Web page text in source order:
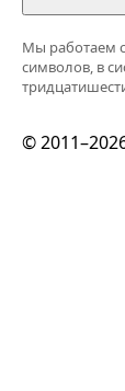
Мы работаем
символов, в
©